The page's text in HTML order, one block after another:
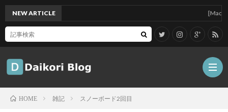
NEW ARTICLE [Mac]Mac mini
HOME 雑記 スノーボード2回目